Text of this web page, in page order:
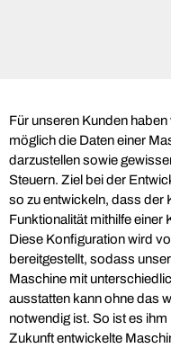
Für unseren Kunden
möglich die Daten einer
darzustellen sowie
Steuern. Ziel bei der
so zu entwickeln, dass der
Funktionalität mithilfe
Diese Konfiguration wird
bereitgestellt, sodass
Maschine mit
ausstatten kann ohne das
notwendig ist. So ist es
Zukunft entwickelte